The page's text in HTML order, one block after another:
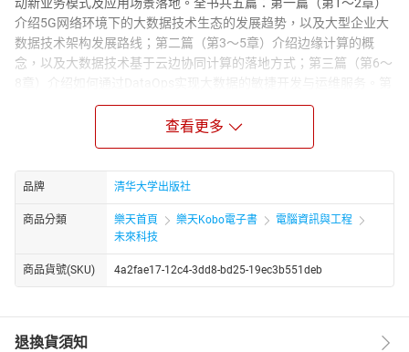
介绍5G网络环境下的大数据技术生态的发展趋势，以及大型企业大
数据技术架构发展路线；第二篇（第3～5章）介绍边缘计算的概
念，以及大数据技术基于云边协同计算的落地方式；第三篇（第6～
8章）介绍如何通过DataOps实现大数据的敏捷开发与运维服务。第
四篇（第9～11章）介绍多种大数据智能化分析技术，如行业知识图
谱、增强型分析、可信数据流通，快速实现大数据应用服务构建；
第五篇（第12～14章）通过行业应用场景，详细描述如何通过5G网
展望。本书适合运营商企业的信息化负责人、系统架构师、IT人
员，以及大型企业内的IT从业者阅读，也适合对5G及大数据技术感
兴趣的其他读者阅读，可作为软件架构培训类参考书。
查看更多
品牌 清华大学出版社
商品分類 樂天首頁 樂天Kobo電子書
電腦資訊與工程
未來科技
商品貨號(SKU) 4a2fae17-12c4-3dd8-bd25-19ec3b551deb
退換貨須知